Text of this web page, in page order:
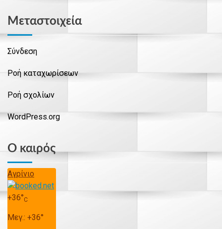
Μεταστοιχεία
Σύνδεση
Ροή καταχωρίσεων
Ροή σχολίων
WordPress.org
Ο καιρός
Αγρίνιο
+36°C
Μεγ.: +36°